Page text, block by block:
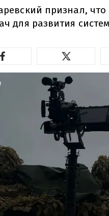
признал,
для развития